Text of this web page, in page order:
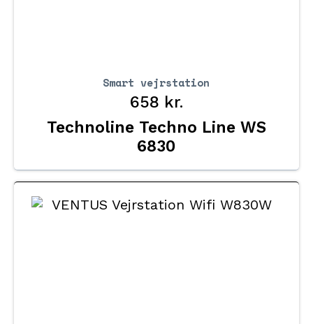
Smart vejrstation
Technoline Techno Line WS
6830
658 kr.